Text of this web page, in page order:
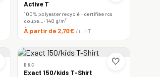
Active T
100% polyester recyclé - certifiée rcs
coupe… · 140 g/m²
À partir de 2,70€ / u. HT
🤍
B&C
Exact 150/kids T-Shirt